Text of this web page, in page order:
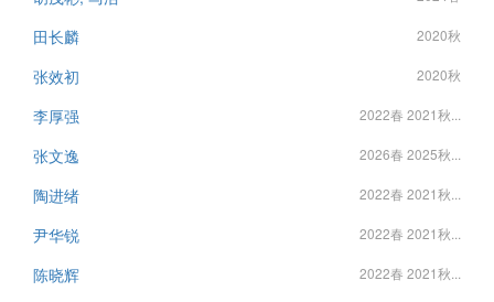
田长麟 2020秋
张效初 2020秋
李厚强 2022春 2021秋...
张文逸 2026春 2025秋...
陶进绪 2022春 2021秋...
尹华锐 2022春 2021秋...
陈晓辉 2022春 2021秋...